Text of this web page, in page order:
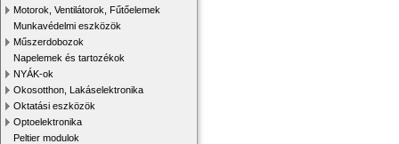
Motorok, Ventilátorok, Fűtőelemek
Munkavédelmi eszközök
Műszerdobozok
Napelemek és tartozékok
NYÁK-ok
Okosotthon, Lakáselektronika
Oktatási eszközök
Optoelektronika
Peltier modulok